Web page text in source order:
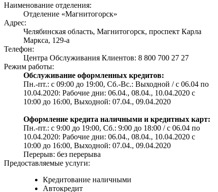
Наименование отделения:
Отделение «Магнитогорск»
Адрес:
Челябинская область, Магнитогорск, проспект Карла
Маркса, 129-а
Телефон:
Центра Обслуживания Клиентов: 8 800 700 27 27
Режим работы:
Обслуживание оформленных кредитов:
Пн.-пт.: с 09:00 до 19:00, Сб.-Вс.: Выходной / с 06.04 по
10.04.2020: Рабочие дни: 06.04., 08.04., 10.04.2020 с
10:00 до 16:00, Выходной: 07.04., 09.04.2020
Оформление кредита наличными и кредитных карт:
Пн.-пт.: с 9:00 до 19:00, Сб.: 9:00 до 18:00 / с 06.04 по
10.04.2020: Рабочие дни: 06.04., 08.04., 10.04.2020 с
10:00 до 16:00, Выходной: 07.04., 09.04.2020
Перерыв: без перерыва
Предоставляемые услуги:
Кредитование наличными
Автокредит